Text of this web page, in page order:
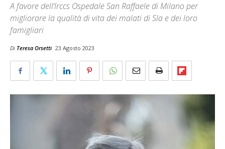
A favore dell’Irccs Ospedale San Raffaele di Milano per
migliorare la qualità di vita dei malati di Sla e dei loro
famigliari
Di Teresa Orsetti 23 Agosto 2023